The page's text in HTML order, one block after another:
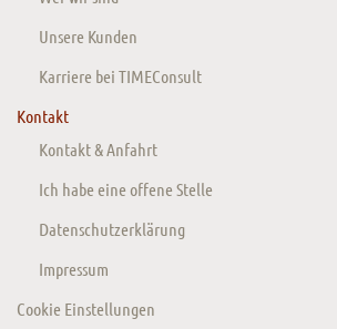
Unsere Kunden
Karriere bei TIMEConsult
Kontakt
Kontakt & Anfahrt
Ich habe eine offene Stelle
Datenschutzerklärung
Impressum
Cookie Einstellungen